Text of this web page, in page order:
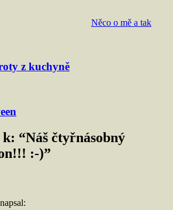
Něco o mě a tak
z kuchyně
k: “Náš čtyřnásobný
:-)”
napsal: